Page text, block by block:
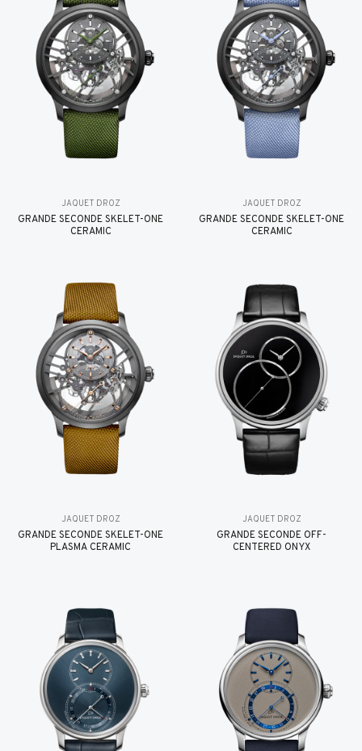
JAQUET DROZ
GRANDE SECONDE SKELET-ONE
CERAMIC
JAQUET DROZ
GRANDE SECONDE SKELET-ONE
CERAMIC
JAQUET DROZ
GRANDE SECONDE SKELET-ONE
PLASMA CERAMIC
JAQUET DROZ
GRANDE SECONDE OFF-
CENTERED ONYX